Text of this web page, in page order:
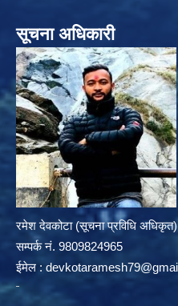
सूचना अधिकारी
रमेश देवकोटा (सूचना प्रविधि अधिकृत)
सम्पर्क न‌ं. 9809824965
ईमेल :